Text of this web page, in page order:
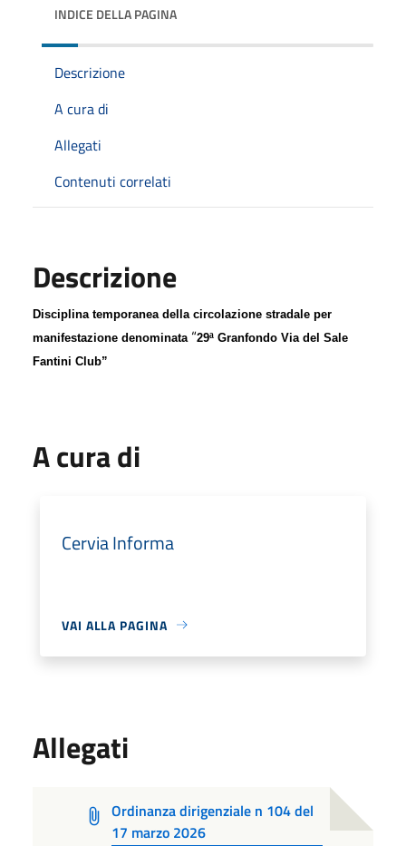
INDICE DELLA PAGINA
Descrizione
A cura di
Allegati
Contenuti correlati
Descrizione
Disciplina temporanea della circolazione stradale per
manifestazione denominata “29ª Granfondo Via del Sale
Fantini Club”
A cura di
Cervia Informa
VAI ALLA PAGINA
Allegati
Ordinanza dirigenziale n 104 del
17 marzo 2026